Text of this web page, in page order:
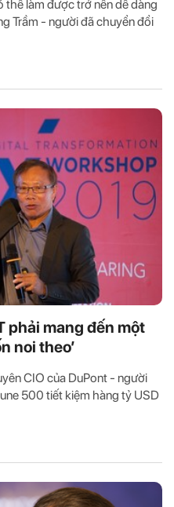
thể làm được trở nên dễ dàng
Trầm - người đã chuyển đổi
phải mang đến một
noi theo’
CIO của DuPont - người
500 tiết kiệm hàng tỷ USD